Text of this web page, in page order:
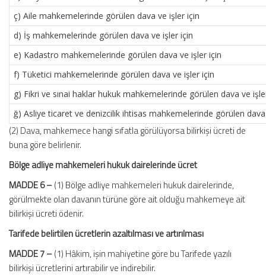
ç) Aile mahkemelerinde görülen dava ve işler için
d) İş mahkemelerinde görülen dava ve işler için
e) Kadastro mahkemelerinde görülen dava ve işler için
f) Tüketici mahkemelerinde görülen dava ve işler için
g) Fikri ve sınai haklar hukuk mahkemelerinde görülen dava ve
ğ) Asliye ticaret ve denizcilik ihtisas mahkemelerinde görülen
(2) Dava, mahkemece hangi sıfatla görülüyorsa bilirkişi ücreti de
buna göre belirlenir.
Bölge adliye mahkemeleri hukuk dairelerinde ücret
MADDE 6 –(1) Bölge adliye mahkemeleri hukuk dairelerinde,
görülmekte olan davanın türüne göre ait olduğu mahkemeye ait
bilirkişi ücreti ödenir.
Tarifede belirtilen ücretlerin azaltılması ve artırılması
MADDE 7 –(1) Hâkim, işin mahiyetine göre bu Tarifede yazılı
bilirkişi ücretlerini artırabilir ve indirebilir.